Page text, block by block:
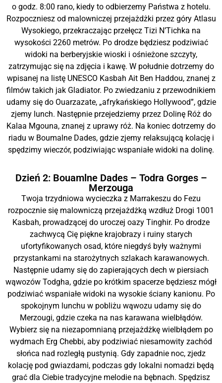
o godz. 8:00 rano, kiedy to odbierzemy Państwa z hotelu.
Rozpoczniesz od malowniczej przejażdżki przez góry Atlasu
Wysokiego, przekraczając przełęcz Tizi N’Tichka na
wysokości 2260 metrów. Po drodze będziesz podziwiać
widoki na berberyjskie wioski i ośnieżone szczyty,
zatrzymując się na zdjęcia i kawę. W południe dotrzemy do
wpisanej na listę UNESCO Kasbah Ait Ben Haddou, znanej z
filmów takich jak Gladiator. Po zwiedzaniu z przewodnikiem
udamy się do Ouarzazate, „afrykańskiego Hollywood”, gdzie
zjemy lunch. Następnie przejedziemy przez Dolinę Róż do
Kalaa Mgouna, znanej z uprawy róż. Na koniec dotrzemy do
riadu w Boumalne Dades, gdzie zjemy relaksującą kolację i
spędzimy wieczór, podziwiając wspaniałe widoki na dolinę.
Dzień 2: Bouamlne Dades – Todra Gorges –
Merzouga
Twoja trzydniowa wycieczka z Marrakeszu do Fezu
rozpocznie się malowniczą przejażdżką wzdłuż Drogi 1001
Kasbah, prowadzącej do uroczej oazy Tinghir. Po drodze
zachwycą Cię piękne krajobrazy i ruiny starych
ufortyfikowanych osad, które niegdyś były ważnymi
przystankami na starożytnych szlakach karawanowych.
Następnie udamy się do zapierających dech w piersiach
wąwozów Todgha, gdzie po krótkim spacerze będziesz mógł
podziwiać wspaniałe widoki na wysokie ściany kanionu. Po
spokojnym lunchu w pobliżu wąwozu udamy się do
Merzougi, gdzie czeka na nas karawana wielbłądów.
Wybierz się na niezapomnianą przejażdżkę wielbłądem po
wydmach Erg Chebbi, aby podziwiać niesamowity zachód
słońca nad rozległą pustynią. Gdy zapadnie noc, zjedz
kolację pod gwiazdami, podczas gdy lokalni nomadzi będą
grać dla Ciebie tradycyjne melodie na bębnach. Spędzisz